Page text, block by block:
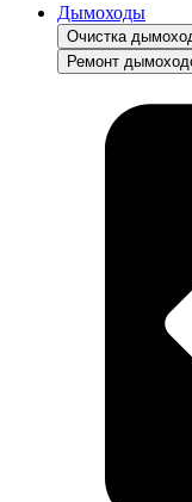
Дымоходы
Очистка
Ремонт